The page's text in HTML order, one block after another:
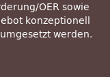
OER sowie
konzeptionell
werden.